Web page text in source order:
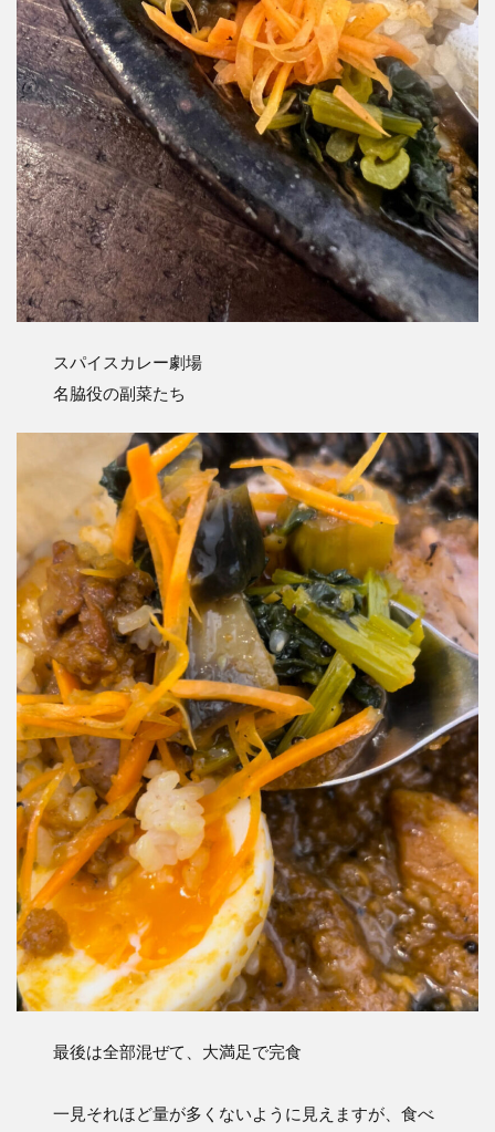
スパイスカレー劇場
名脇役の副菜たち
最後は全部混ぜて、大満足で完食
一見それほど量が多くないように見えますが、食べ